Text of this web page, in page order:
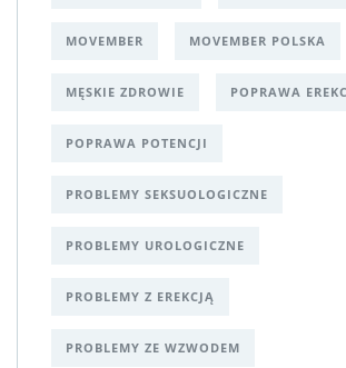
MOVEMBER MOVEMBER POLSKA
MĘSKIE ZDROWIE POPRAWA
POPRAWA POTENCJI
PROBLEMY SEKSUOLOGICZNE
PROBLEMY UROLOGICZNE
PROBLEMY Z EREKCJĄ
PROBLEMY ZE WZWODEM